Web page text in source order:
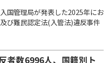
国管理局が発表した2025年にお
び難民認定法(入管法)違反事件
者数6996人、国籍別ト